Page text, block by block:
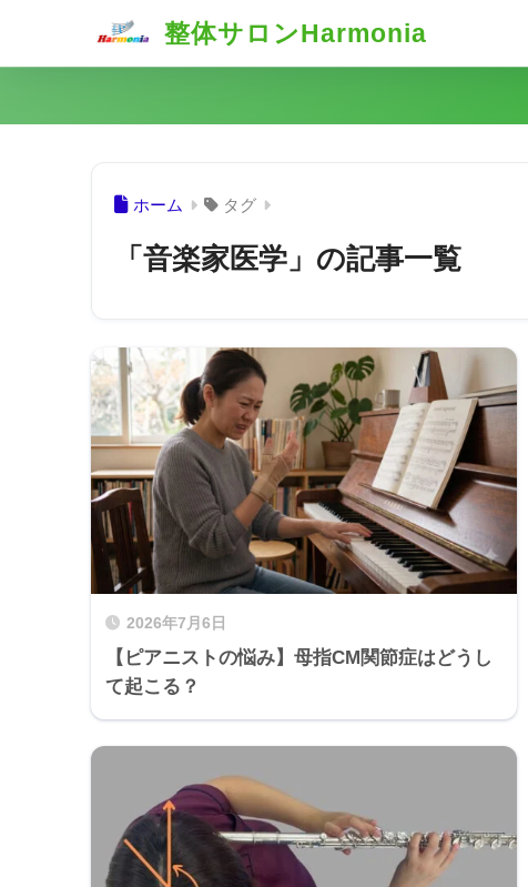
整体サロンHarmonia
ホーム タグ
「音楽家医学」の記事一覧
2026年7月6日
【ピアニストの悩み】母指CM関節症はどうし
て起こる？